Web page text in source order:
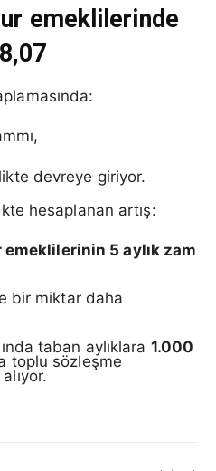
emeklilerinde
devreye giriyor.
hesaplanan artış:
5 aylık zam
bir miktar daha
taban aylıklara 1.000
toplu sözleşme